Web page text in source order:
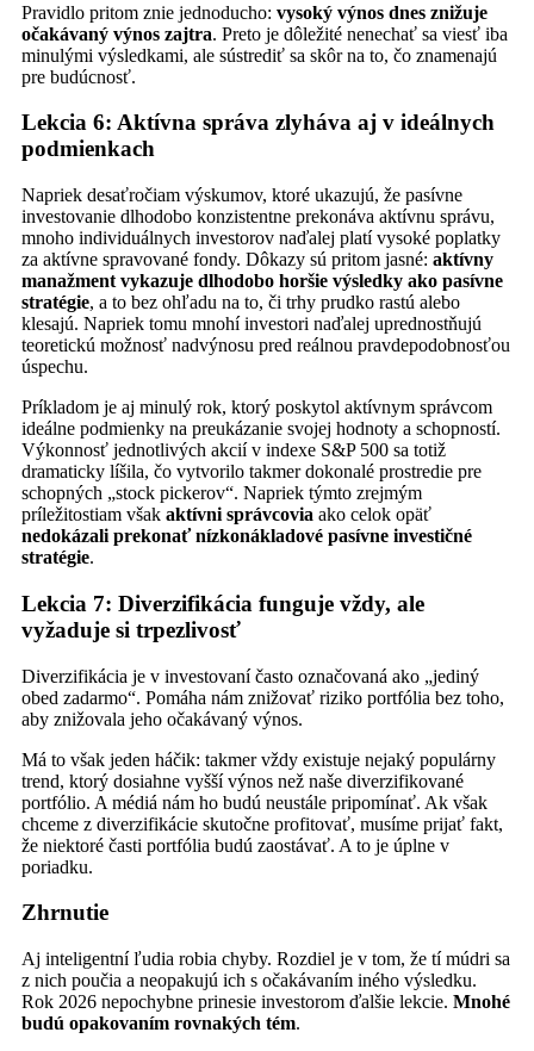
Pravidlo pritom znie jednoducho: vysoký výnos dnes znižuje
očakávaný výnos zajtra. Preto je dôležité nenechať sa viesť iba
minulými výsledkami, ale sústrediť sa skôr na to, čo znamenajú
pre budúcnosť.
Lekcia 6: Aktívna správa zlyháva aj v ideálnych
podmienkach
Napriek desaťročiam výskumov, ktoré ukazujú, že pasívne
investovanie dlhodobo konzistentne prekonáva aktívnu správu,
mnoho individuálnych investorov naďalej platí vysoké poplatky
za aktívne spravované fondy. Dôkazy sú pritom jasné: aktívny
manažment vykazuje dlhodobo horšie výsledky ako pasívne
stratégie, a to bez ohľadu na to, či trhy prudko rastú alebo
klesajú. Napriek tomu mnohí investori naďalej uprednostňujú
teoretickú možnosť nadvýnosu pred reálnou pravdepodobnosťou
úspechu.
Príkladom je aj minulý rok, ktorý poskytol aktívnym správcom
ideálne podmienky na preukázanie svojej hodnoty a schopností.
Výkonnosť jednotlivých akcií v indexe S&P 500 sa totiž
dramaticky líšila, čo vytvorilo takmer dokonalé prostredie pre
schopných „stock pickerov“. Napriek týmto zrejmým
príležitostiam však aktívni správcovia ako celok opäť
nedokázali prekonať nízkonákladové pasívne investičné
stratégie.
Lekcia 7: Diverzifikácia funguje vždy, ale
vyžaduje si trpezlivosť
Diverzifikácia je v investovaní často označovaná ako „jediný
obed zadarmo“. Pomáha nám znižovať riziko portfólia bez toho,
aby znižovala jeho očakávaný výnos.
Má to však jeden háčik: takmer vždy existuje nejaký populárny
trend, ktorý dosiahne vyšší výnos než naše diverzifikované
portfólio. A médiá nám ho budú neustále pripomínať. Ak však
chceme z diverzifikácie skutočne profitovať, musíme prijať fakt,
že niektoré časti portfólia budú zaostávať. A to je úplne v
poriadku.
Zhrnutie
Aj inteligentní ľudia robia chyby. Rozdiel je v tom, že tí múdri sa
z nich poučia a neopakujú ich s očakávaním iného výsledku.
Rok 2026 nepochybne prinesie investorom ďalšie lekcie. Mnohé
budú opakovaním rovnakých tém.